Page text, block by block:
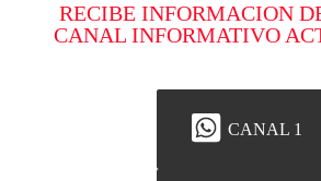
RECIBE INFORMACION
CANAL INFORMATIVO
CANAL 1